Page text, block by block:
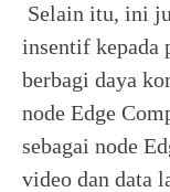
Selain itu, ini
insentif kepada
berbagi daya
node Edge
sebagai node
video dan data